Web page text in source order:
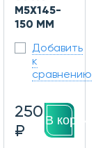
M5X145-
150 ММ
Добавить
к
сравнению
250
₽
В